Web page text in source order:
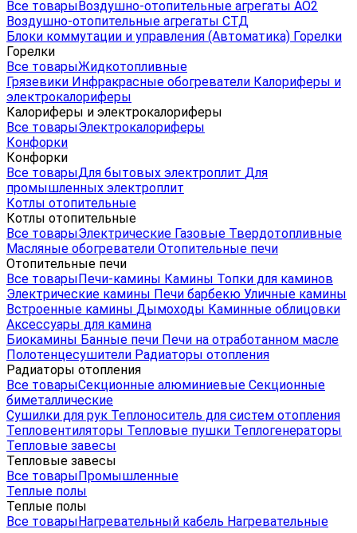
Все товарыВоздушно-отопительные агрегаты АО2
Воздушно-отопительные агрегаты СТД
Блоки коммутации и управления (Автоматика) Горелки
Горелки
Все товарыЖидкотопливные
Грязевики Инфракрасные обогреватели Калориферы и
электрокалориферы
Калориферы и электрокалориферы
Все товарыЭлектрокалориферы
Конфорки
Конфорки
Все товарыДля бытовых электроплит Для
промышленных электроплит
Котлы отопительные
Котлы отопительные
Все товарыЭлектрические Газовые Твердотопливные
Масляные обогреватели Отопительные печи
Отопительные печи
Все товарыПечи-камины Камины Топки для каминов
Электрические камины Печи барбекю Уличные камины
Встроенные камины Дымоходы Каминные облицовки
Аксессуары для камина
Биокамины Банные печи Печи на отработанном масле
Полотенцесушители Радиаторы отопления
Радиаторы отопления
Все товарыСекционные алюминиевые Секционные
биметаллические
Сушилки для рук Теплоноситель для систем отопления
Тепловентиляторы Тепловые пушки Теплогенераторы
Тепловые завесы
Тепловые завесы
Все товарыПромышленные
Теплые полы
Теплые полы
Все товарыНагревательный кабель Нагревательные